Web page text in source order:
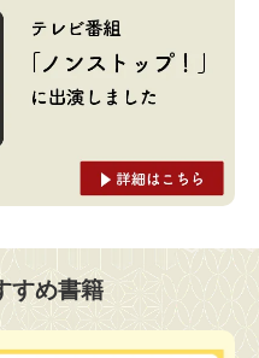
すめ書籍